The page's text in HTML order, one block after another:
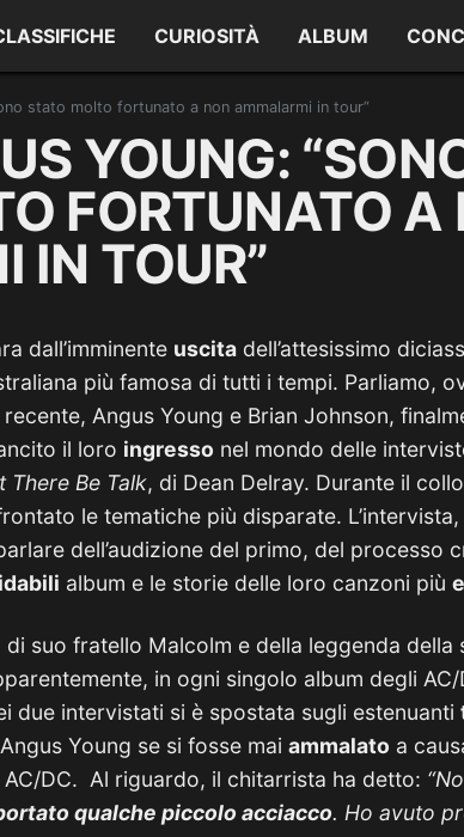
CURIOSITÀ ALBUM
stato molto fortunato a non ammalarmi in tour”
YOUNG:
FORTUNATO A
IN TOUR”
dall’imminente uscita dell’attesissimo
più famosa di tutti i tempi. Parliamo,
Angus Young e Brian Johnson,
il loro ingresso nel mondo delle
There Be Talk, di Dean Delray. Durante il
le tematiche più disparate.
dell’audizione del primo, del processo
album e le storie delle loro canzoni più
suo fratello Malcolm e della leggenda della
in ogni singolo album degli
due intervistati si è spostata sugli estenuanti
Young se si fosse mai ammalato a
DC. Al riguardo, il chitarrista ha detto:
qualche piccolo acciacco. Ho avuto